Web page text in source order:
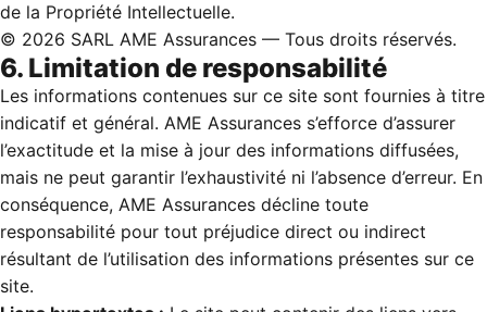
de la Propriété Intellectuelle.
© 2026 SARL AME Assurances — Tous droits réservés.
6. Limitation de responsabilité
Les informations contenues sur ce site sont fournies à titre
indicatif et général. AME Assurances s’efforce d’assurer
l’exactitude et la mise à jour des informations diffusées,
mais ne peut garantir l’exhaustivité ni l’absence d’erreur. En
conséquence, AME Assurances décline toute
responsabilité pour tout préjudice direct ou indirect
résultant de l’utilisation des informations présentes sur ce
site.